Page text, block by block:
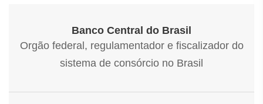
Banco Central do Brasil
Orgão federal, regulamentador e fiscalizador do
sistema de consórcio no Brasil